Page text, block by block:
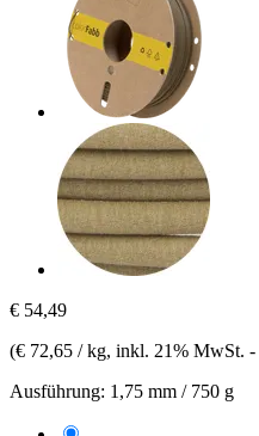
€ 54,49
(€ 72,65 / kg, inkl. 21% MwSt. -
Ausführung: 1,75 mm / 750 g